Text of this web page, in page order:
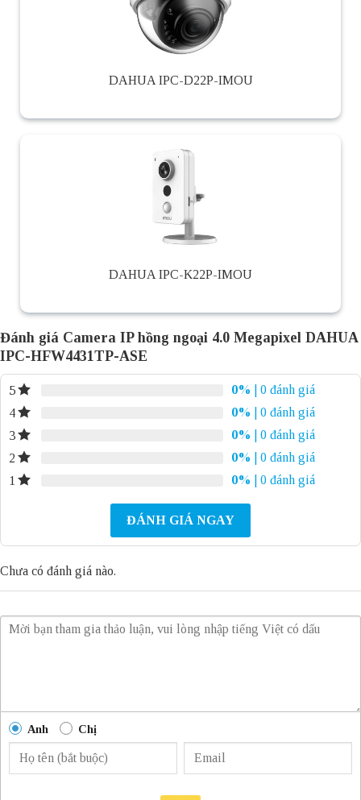
DAHUA IPC-D22P-IMOU
DAHUA IPC-K22P-IMOU
Đánh giá Camera IP hồng ngoại 4.0 Megapixel DAHUA
IPC-HFW4431TP-ASE
5 0%
| 0 đánh giá
4
0%
| 0 đánh giá
3
0%
| 0 đánh giá
2
0%
| 0 đánh giá
1
0% | 0 đánh giá
ĐÁNH GIÁ NGAY
Chưa có đánh giá nào.
Anh Chị